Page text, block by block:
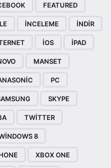
FEATURED
INCELEME INDIR
IOS IPAD
MANSET
PC
SKYPE
TWITTER
8
XBOX ONE